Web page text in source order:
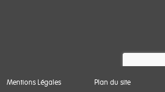
Mentions Légales Plan du site